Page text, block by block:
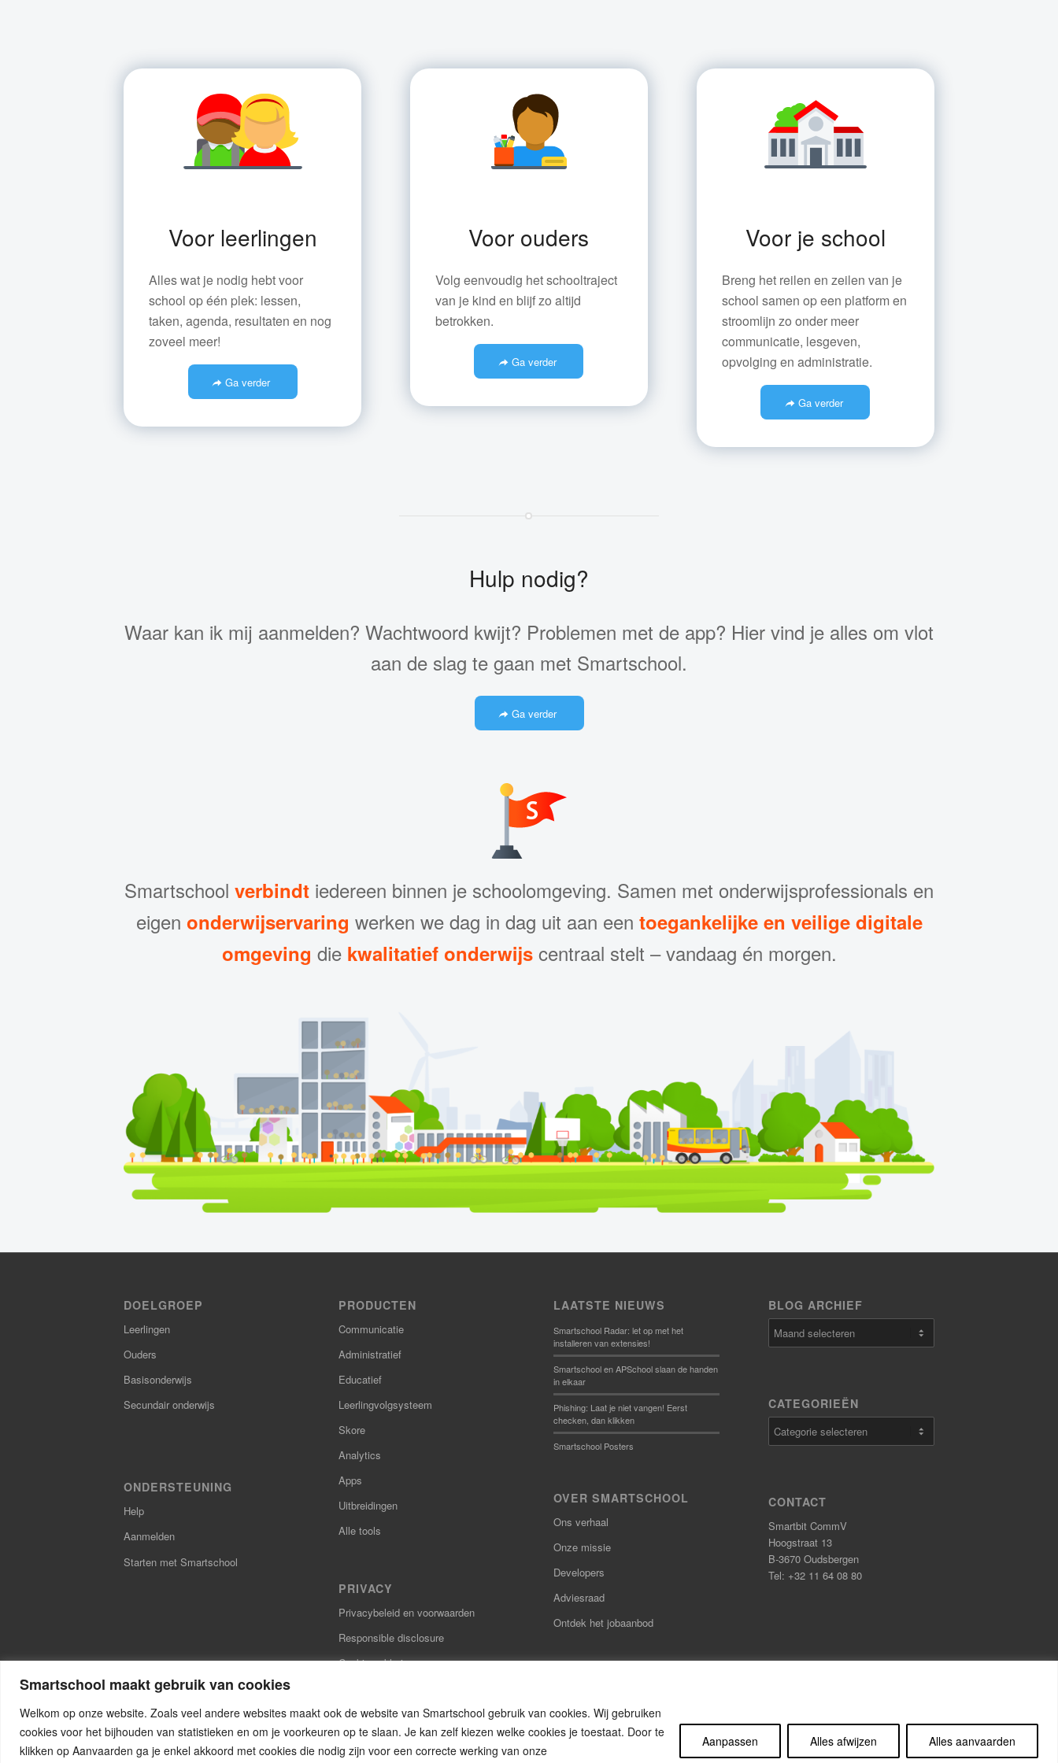
Smartschool maakt gebruik van cookies
Welkom op onze website. Zoals veel andere websites maakt ook de website van Smartschool gebruik van cookies. Wij gebruiken
cookies voor het bijhouden van statistieken en om je voorkeuren op te slaan. Je kan zelf kiezen welke cookies je toestaat. Door te
klikken op Aanvaarden ga je enkel akkoord met cookies die nodig zijn voor een correcte werking van onze
Aanpassen Alles afwijzen Alles aanvaarden
Voor leerlingen
Alles wat je nodig hebt voor
school op één plek: lessen,
taken, agenda, resultaten en nog
zoveel meer!
Ga verder
Voor ouders
Volg eenvoudig het schooltraject
van je kind en blijf zo altijd
betrokken.
Ga verder
Voor je school
Breng het reilen en zeilen van je
school samen op een platform en
stroomlijn zo onder meer
communicatie, lesgeven,
opvolging en administratie.
Ga verder
Hulp nodig?
Waar kan ik mij aanmelden? Wachtwoord kwijt? Problemen met de app? Hier vind je alles om vlot
aan de slag te gaan met Smartschool.
Ga verder
Smartschool verbindt iedereen binnen je schoolomgeving. Samen met onderwijsprofessionals en
eigen onderwijservaring werken we dag in dag uit aan een toegankelijke en veilige digitale
omgeving die kwalitatief onderwijscentraal stelt – vandaag én morgen.
DOELGROEP
Leerlingen
Ouders
Basisonderwijs
Secundair onderwijs
ONDERSTEUNING
Help
Aanmelden
Starten met Smartschool
PRODUCTEN
Communicatie
Administratief
Educatief
Leerlingvolgsysteem
Skore
Analytics
Apps
Uitbreidingen
Alle tools
PRIVACY
Privacybeleid en voorwaarden
Responsible disclosure
Cookieverklaring
LAATSTE NIEUWS
Smartschool Radar: let op met het
installeren van extensies!
Smartschool en APSchool slaan de handen
in elkaar
Phishing: Laat je niet vangen! Eerst
checken, dan klikken
Smartschool Posters
OVER SMARTSCHOOL
Ons verhaal
Onze missie
Developers
Adviesraad
Ontdek het jobaanbod
BLOG ARCHIEF
CATEGORIEËN
CONTACT
Smartbit CommV
Hoogstraat 13
B-3670 Oudsbergen
Tel: +32 11 64 08 80